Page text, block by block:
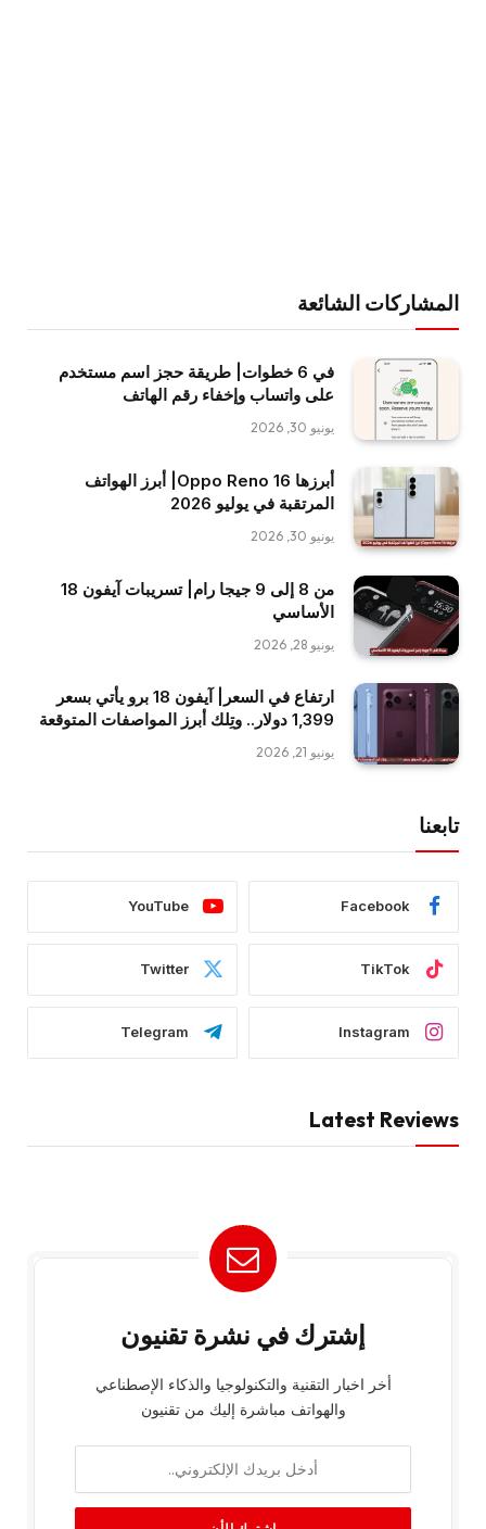
المشاركات الشائعة
في 6 خطوات| طريقة حجز اسم مستخدم
على واتساب وإخفاء رقم الهاتف
يونيو 30, 2026
أبرزها Oppo Reno 16| أبرز الهواتف
المرتقبة في يوليو 2026
يونيو 30, 2026
من 8 إلى 9 جيجا رام| تسريبات آيفون 18
الأساسي
يونيو 28, 2026
ارتفاع في السعر| آيفون 18 برو يأتي بسعر
1,399 دولار.. وتِلك أبرز المواصفات المتوقعة
يونيو 21, 2026
تابعنا
Facebook
YouTube
TikTok
Twitter
Instagram
Telegram
Latest Reviews
إشترك في نشرة تقنيون
أخر اخبار التقنية والتكنولوجيا والذكاء الإصطناعي
والهواتف مباشرة إليك من تقنيون